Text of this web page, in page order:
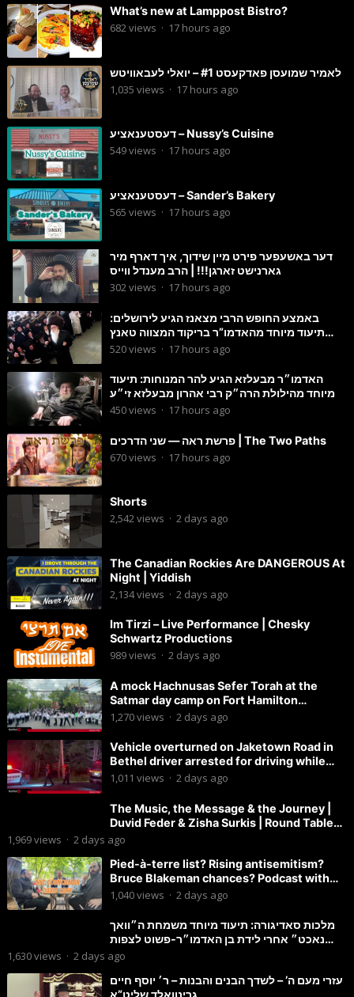
What’s new at Lamppost Bistro?
682views · 17 hours ago
לאמיר שמועסן פאדקעסט #1 – יואלי לעבאוויטש
1,035 views · 17 hours ago
דעסטענאציע – Nussy’s Cuisine
549views · 17 hours ago
דעסטענאציע – Sander’s Bakery
565 views · 17 hours ago
דער באשעפער פירט מיין שידוך, איך דארף מיר
גארנישט זארגן!!! | הרב מענדל ווייס
302views · 17 hours ago
באמצע החופש הרבי מצאנז הגיע לירושלים:
תיעוד מיוחד מהאדמו”ר בריקוד המצווה טאנץ
בשמחת בית סטרפקוב
520views · 17 hours ago
האדמו״ר מבעלזא הגיע להר המנוחות: תיעוד
מיוחד מהילולת הרה״ק רבי אהרון מבעלזא זי״ע
450views · 17 hours ago
פרשת ראה — שני הדרכים | The Two Paths
670views · 17 hours ago
Shorts
2,542views · 2 days ago
The Canadian Rockies Are DANGEROUS At
Night | Yiddish
2,134views · 2 days ago
Im Tirzi – Live Performance | Chesky
Schwartz Productions
989views · 2 days ago
A mock Hachnusas Sefer Torah at the
Satmar day camp on Fort Hamilton
Parkway.
1,270views · 2 days ago
Vehicle overturned on Jaketown Road in
Bethel driver arrested for driving while
intoxicated.
1,011 views · 2 days ago
The Music, the Message & the Journey |
Duvid Feder & Zisha Surkis | Round Table
#11
1,969views · 2 days ago
Pied-à-terre list? Rising antisemitism?
Bruce Blakeman chances? Podcast with
Councilman David Carr!
1,040views · 2 days ago
מלכות סאדיגורה: תיעוד מיוחד משמחת ה״וואך
נאכט״ אחרי לידת בן האדמו״ר-פשוט לצפות
ולהנות
1,630views · 2 days ago
עזרי מעם ה’ – לשדך הבנים והבנות – ר׳ יוסף חיים
גרינוואלד שליט”א